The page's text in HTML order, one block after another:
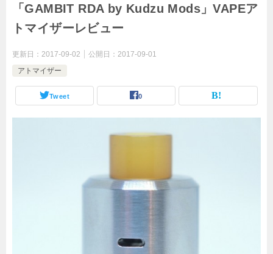
「GAMBIT RDA by Kudzu Mods」VAPEア
トマイザーレビュー
更新日： 2017-09-02 公開日： 2017-09-01
アトマイザー
Tweet 0